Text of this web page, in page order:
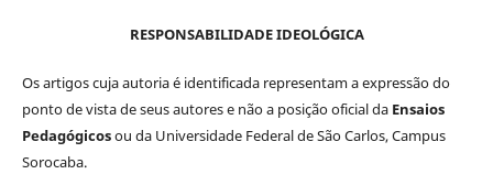
RESPONSABILIDADE IDEOLÓGICA
Os artigos cuja autoria é identificada representam a expressão do
ponto de vista de seus autores e não a posição oficial da Ensaios
Pedagógicosou da Universidade Federal de São Carlos, Campus
Sorocaba.